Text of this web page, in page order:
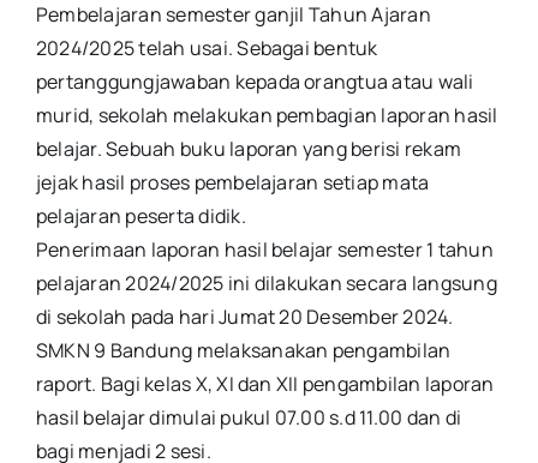
Pembelajaran semester ganjil Tahun Ajaran
2024/2025 telah usai. Sebagai bentuk
pertanggungjawaban kepada orangtua atau wali
murid, sekolah melakukan pembagian laporan hasil
belajar. Sebuah buku laporan yang berisi rekam
jejak hasil proses pembelajaran setiap mata
pelajaran peserta didik.
Penerimaan laporan hasil belajar semester 1 tahun
pelajaran 2024/2025 ini dilakukan secara langsung
di sekolah pada hari Jumat 20 Desember 2024.
SMKN 9 Bandung melaksanakan pengambilan
raport. Bagi kelas X, XI dan XII pengambilan laporan
hasil belajar dimulai pukul 07.00 s.d 11.00 dan di
bagi menjadi 2 sesi.